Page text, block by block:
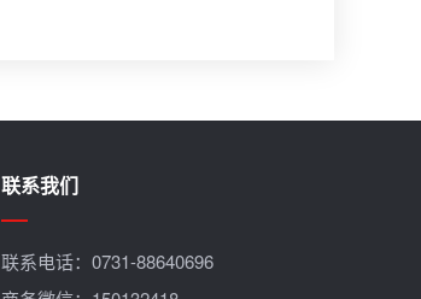
联系我们
联系电话： 0731-88640696